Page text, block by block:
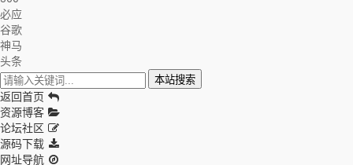
必应
谷歌
神马
头条
本站搜索
返回首页
资源博客
论坛社区
源码下载
网址导航